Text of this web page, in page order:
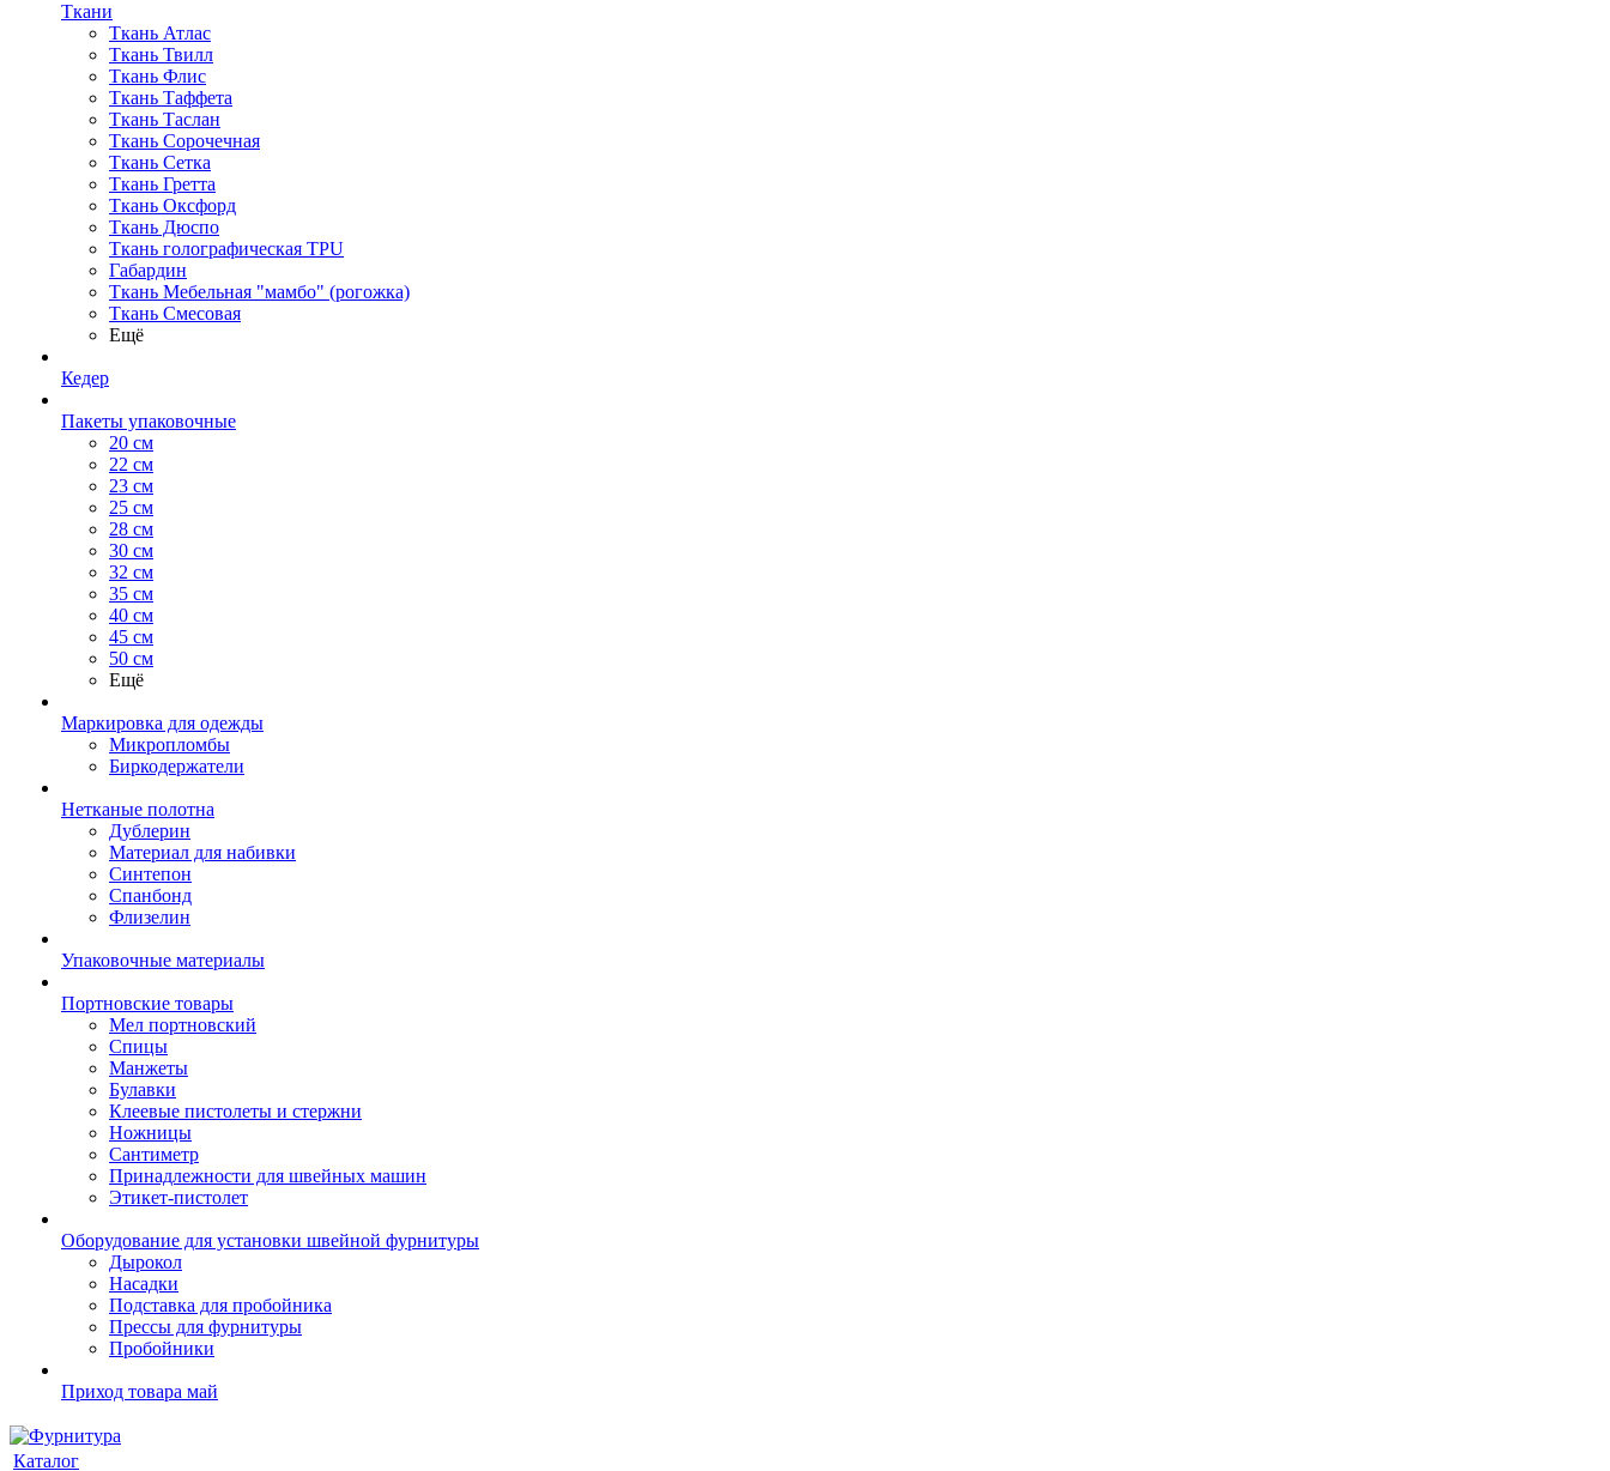
Ткани
Ткань Атлас
Ткань Твилл
Ткань Флис
Ткань Таффета
Ткань Таслан
Ткань Сорочечная
Ткань Сетка
Ткань Гретта
Ткань Оксфорд
Ткань Дюспо
Ткань голографическая TPU
Габардин
Ткань Мебельная "мамбо" (рогожка)
Ткань Смесовая
Ещё
Кедер
Пакеты упаковочные
20 см
22 см
23 см
25 см
28 см
30 см
32 см
35 см
40 см
45 см
50 см
Ещё
Маркировка для одежды
Микропломбы
Биркодержатели
Нетканые полотна
Дублерин
Материал для набивки
Синтепон
Спанбонд
Флизелин
Упаковочные материалы
Портновские товары
Мел портновский
Спицы
Манжеты
Булавки
Клеевые пистолеты и стержни
Ножницы
Сантиметр
Принадлежности для швейных машин
Этикет-пистолет
Оборудование для установки швейной фурнитуры
Дырокол
Насадки
Подставка для пробойника
Прессы для фурнитуры
Пробойники
Приход товара май
Каталог